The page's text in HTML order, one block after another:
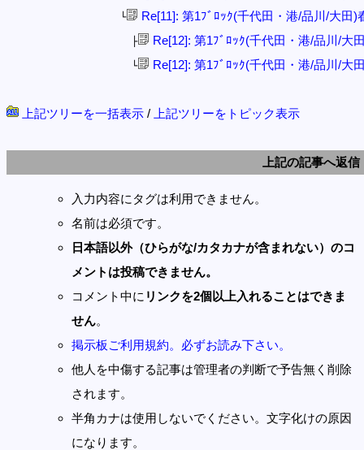
└ Re[11]: 第1ﾌﾞﾛｯｸ(千代田・港/品川/大田)
├ Re[12]: 第1ﾌﾞﾛｯｸ(千代田・港/品川/大
└ Re[12]: 第1ﾌﾞﾛｯｸ(千代田・港/品川/大
上記ツリーを一括表示 / 上記ツリーをトピック表示
上記の記事へ返信
入力内容にタグは利用できません。
名前は必須です。
日本語以外（ひらがな/カタカナが含まれない）のコ
メントは投稿できません。
コメント中に リンクを2個以上入れることはできま
せん。
掲示板ご利用規約。必ずお読み下さい。
他人を中傷する記事は管理者の判断で予告無く削除
されます。
半角カナは使用しないでください。文字化けの原因
になります。